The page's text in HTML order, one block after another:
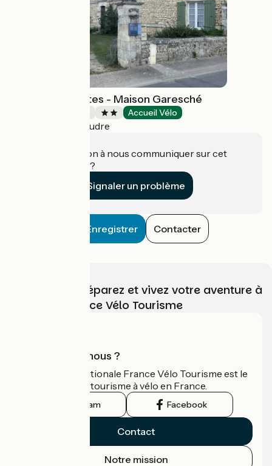
Chambres d'hôtes - Maison Garesché
Accueil Vélo
Nieulle-sur-Seudre
Une information à nous communiquer sur cet
établissement ?
Signaler un problème
Enregistrer Contacter
Choisissez, préparez et vivez votre aventure à
vélo avec France Vélo Tourisme
Qui sommes-nous ?
L'association nationale France Vélo Tourisme est le
guide officiel du tourisme à vélo en France.
Instagram Facebook
Contact
Notre mission